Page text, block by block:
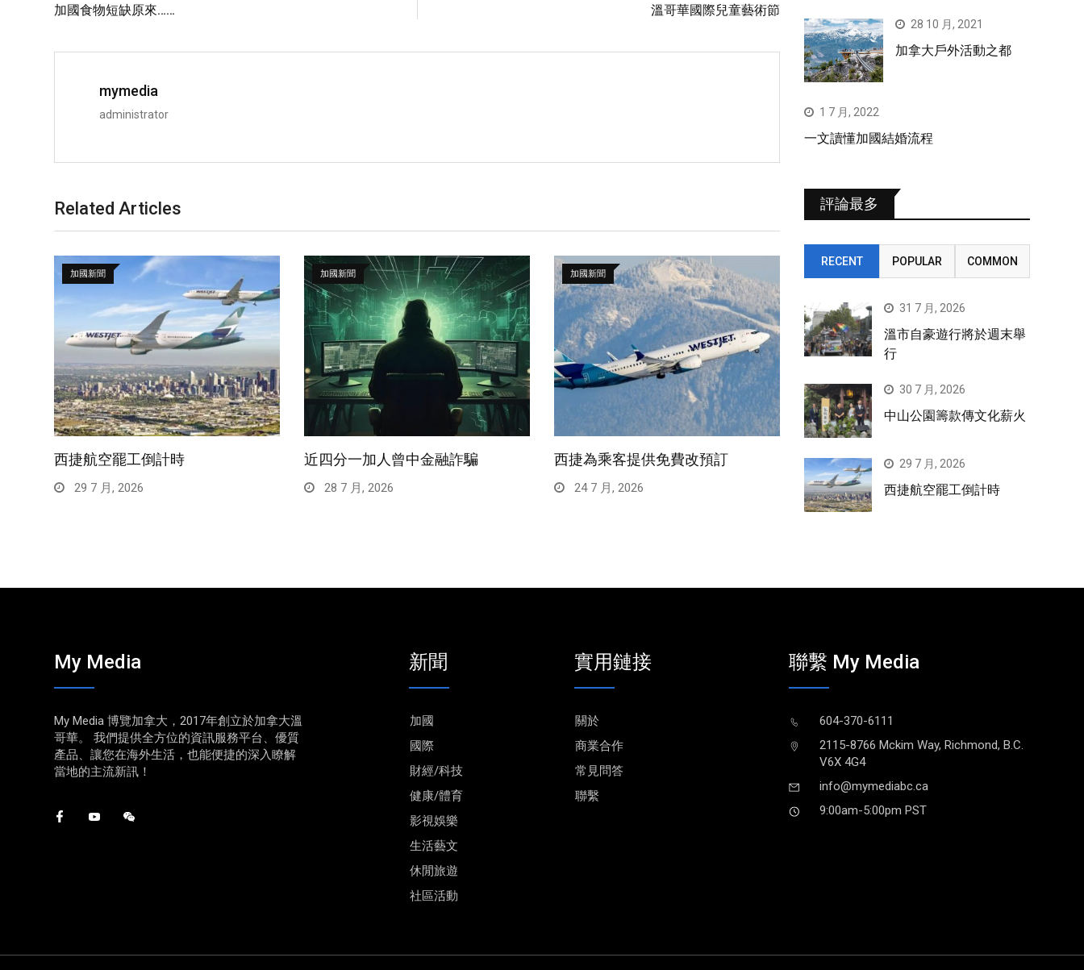
加國食物短缺原來…… 溫哥華國際兒童藝術節
mymedia
administrator
Related Articles
加國新聞
西捷航空罷工倒計時
29 7 月, 2026
加國新聞
近四分一加人曾中金融詐騙
28 7 月, 2026
加國新聞
西捷為乘客提供免費改預訂
24 7 月, 2026
28 10 月, 2021
加拿大戶外活動之都
1 7 月, 2022
一文讀懂加國結婚流程
評論最多
RECENT POPULAR COMMON
31 7 月, 2026
溫市自豪遊行將於週末舉
行
30 7 月, 2026
中山公園籌款傳文化薪火
29 7 月, 2026
西捷航空罷工倒計時
My Media
My Media 博覽加拿大，2017年創立於加拿大溫
哥華。 我們提供全方位的資訊服務平台、優質
產品、讓您在海外生活，也能便捷的深入瞭解
當地的主流新訊！
新聞
加國
國際
財經/科技
健康/體育
影視娛樂
生活藝文
休閒旅遊
社區活動
實用鏈接
關於
商業合作
常見問答
聯繫
聯繫 My Media
604-370-6111
2115-8766 Mckim Way, Richmond, B.C.
V6X 4G4
info@mymediabc.ca
9:00am-5:00pm PST